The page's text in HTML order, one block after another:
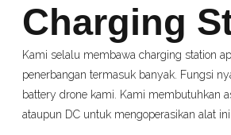
Charging
Kami selalu membawa charging station
penerbangan termasuk banyak. Fungsi
battery drone kami. Kami membutuhkan
ataupun DC untuk mengoperasikan alat ini.